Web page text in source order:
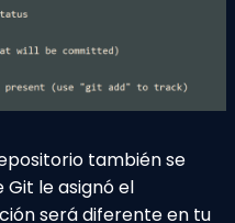
también se
le asignó el
será diferente en tu